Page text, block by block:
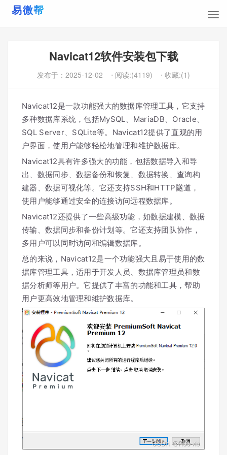
Navicat12软件安装包下载
发布于： 2025-12-02 ⋅ 阅读:(4119) ⋅ 收藏:(1)
Navicat12是一款功能强大的数据库管理工具，它支持
多种数据库系统，包括MySQL、MariaDB、Oracle、
SQL Server、SQLite等。Navicat12提供了直观的用
户界面，使用户能够轻松地管理和维护数据库。
Navicat12具有许多强大的功能，包括数据导入和导
出、数据同步、数据备份和恢复、数据转换、查询构
建器、数据可视化等。它还支持SSH和HTTP隧道，
使用户能够通过安全的连接访问远程数据库。
Navicat12还提供了一些高级功能，如数据建模、数据
传输、数据同步和备份计划等。它还支持团队协作，
多用户可以同时访问和编辑数据库。
总的来说，Navicat12是一个功能强大且易于使用的数
据库管理工具，适用于开发人员、数据库管理员和数
据分析师等用户。它提供了丰富的功能和工具，帮助
用户更高效地管理和维护数据库。